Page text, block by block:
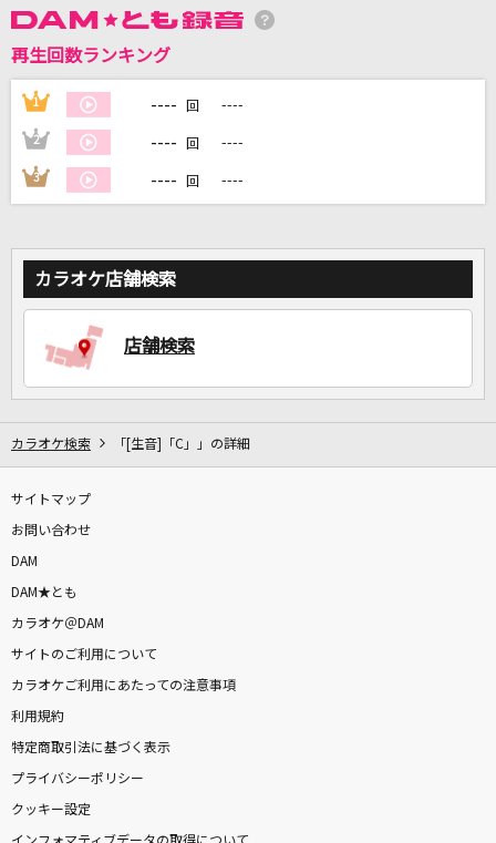
自宅でカラオケ歌い放題！
再生回数ランキング
1 ---- 回 ----
2 ---- 回 ----
3 ---- 回 ----
カラオケ店舗検索
店舗検索
カラオケ検索 「[生音]「C」」の詳細
サイトマップ
お問い合わせ
DAM
DAM★とも
カラオケ＠DAM
サイトのご利用について
カラオケご利用にあたっての注意事項
利用規約
特定商取引法に基づく表示
プライバシーポリシー
クッキー設定